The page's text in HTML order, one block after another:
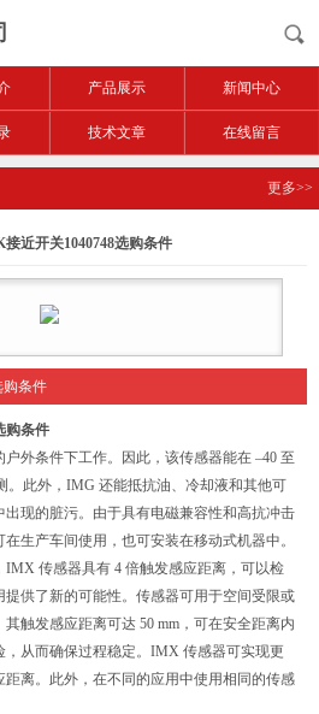
产品展示 新闻中心
技术文章 在线留言
更多>>
近开关1040748选购条件
购条件
购条件
外条件下工作。因此，该传感器能在 –40 至
。此外，IMG 还能抵抗油、冷却液和其他可
现的脏污。由于具有电磁兼容性和高抗冲击
生产车间使用，也可安装在移动式机器中。
传感器具有 4 倍触发感应距离，可以检
供了新的可能性。传感器可用于空间受限或
触发感应距离可达 50 mm，可在安全距离内
从而确保过程稳定。IMX 传感器可实现更
离。此外，在不同的应用中使用相同的传感